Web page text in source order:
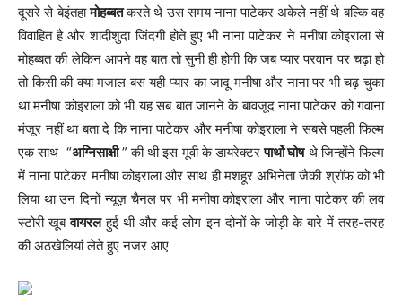
दूसरे से बेइंतहामोहब्बतकरते थे उस समय नाना पाटेकर अकेले नहीं थे बल्कि वह
विवाहित है और शादीशुदा जिंदगी होते हुए भी नाना पाटेकर ने मनीषा कोइराला से
मोहब्बत की लेकिन आपने वह बात तो सुनी ही होगी कि जब प्यार परवान पर चढ़ा हो
तो किसी की क्या मजाल बस यही प्यार का जादू मनीषा और नाना पर भी चढ़ चुका
था मनीषा कोइराला को भी यह सब बात जानने के बावजूद नाना पाटेकर को गवाना
मंजूर नहीं था बता दे कि नाना पाटेकर और मनीषा कोइराला ने सबसे पहली फिल्म
एक साथ “अग्निसाक्षी” की थी इस मूवी के डायरेक्टरपार्थो घोषथे जिन्होंने फिल्म
में नाना पाटेकर मनीषा कोइराला और साथ ही मशहूर अभिनेता जैकी श्रॉफ को भी
लिया था उन दिनों न्यूज़ चैनल पर भी मनीषा कोइराला और नाना पाटेकर की लव
स्टोरी खूबवायरलहुई थी और कई लोग इन दोनों के जोड़ी के बारे में तरह-तरह
की अठखेलियां लेते हुए नजर आए